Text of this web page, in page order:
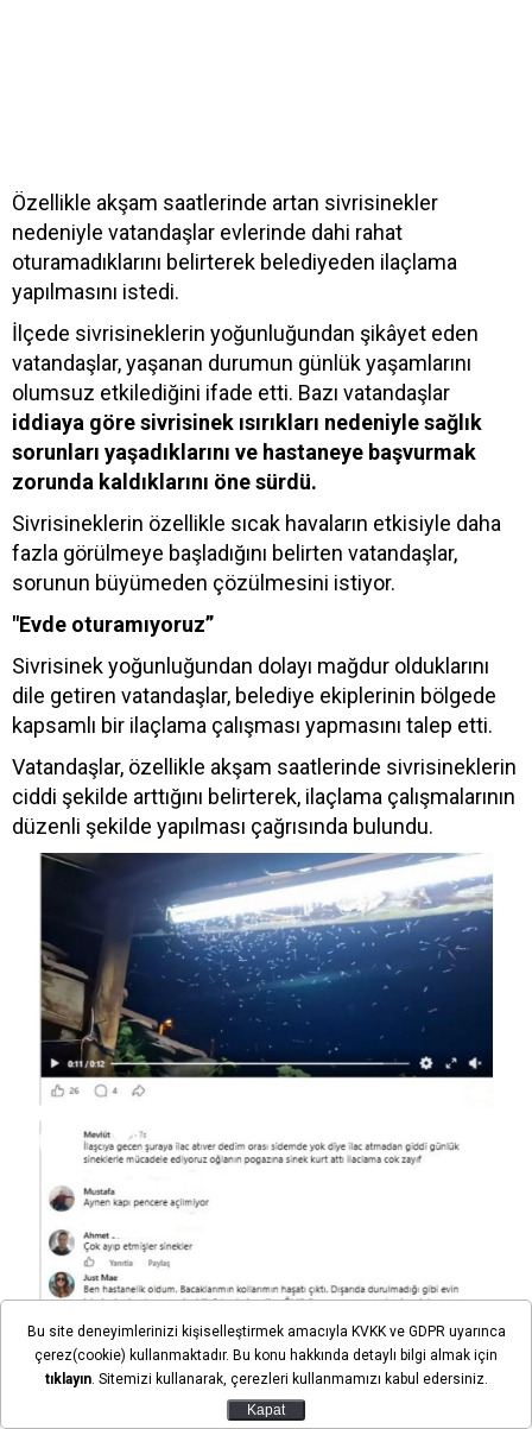
Özellikle akşam saatlerinde artan sivrisinekler
nedeniyle vatandaşlar evlerinde dahi rahat
oturamadıklarını belirterek belediyeden ilaçlama
yapılmasını istedi.
İlçede sivrisineklerin yoğunluğundan şikâyet eden
vatandaşlar, yaşanan durumun günlük yaşamlarını
olumsuz etkilediğini ifade etti. Bazı vatandaşlar
iddiaya göre sivrisinek ısırıkları nedeniyle sağlık
sorunları yaşadıklarını ve hastaneye başvurmak
zorunda kaldıklarını öne sürdü.
Sivrisineklerin özellikle sıcak havaların etkisiyle daha
fazla görülmeye başladığını belirten vatandaşlar,
sorunun büyümeden çözülmesini istiyor.
"Evde oturamıyoruz”
Sivrisinek yoğunluğundan dolayı mağdur olduklarını
dile getiren vatandaşlar, belediye ekiplerinin bölgede
kapsamlı bir ilaçlama çalışması yapmasını talep etti.
Vatandaşlar, özellikle akşam saatlerinde sivrisineklerin
ciddi şekilde arttığını belirterek, ilaçlama çalışmalarının
düzenli şekilde yapılması çağrısında bulundu.
Son dakika gelişmelerden anında haberdar olmak için
Bu site deneyimlerinizi kişiselleştirmek amacıyla KVKK ve GDPR uyarınca
çerez(cookie) kullanmaktadır. Bu konu hakkında detaylı bilgi almak için
tıklayın. Sitemizi kullanarak, çerezleri kullanmamızı kabul edersiniz.
Kapat